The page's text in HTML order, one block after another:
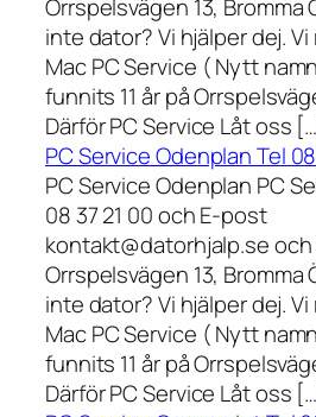
Orrspelsvägen 13,
inte dator? Vi hjälper dej.
Mac PC Service ( Nytt
funnits 11 år på
Därför PC Service Låt oss
PC Service Odenplan Tel
PC Service Odenplan PC
08 37 21 00 och E-post
kontakt@datorhjalp.se och
Orrspelsvägen 13,
inte dator? Vi hjälper dej.
Mac PC Service ( Nytt
funnits 11 år på
Därför PC Service Låt oss